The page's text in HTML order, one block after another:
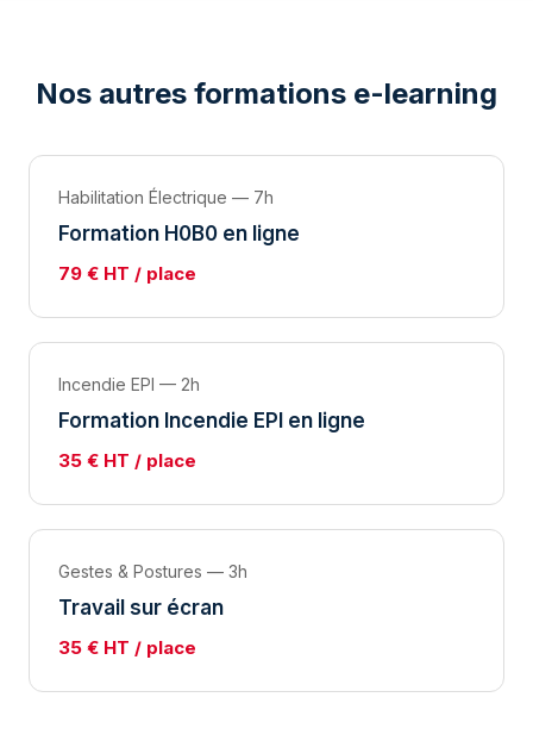
Nos autres formations e-learning
Habilitation Électrique — 7h
Formation H0B0 en ligne
79 € HT / place
Incendie EPI — 2h
Formation Incendie EPI en ligne
35 € HT / place
Gestes & Postures — 3h
Travail sur écran
35 € HT / place